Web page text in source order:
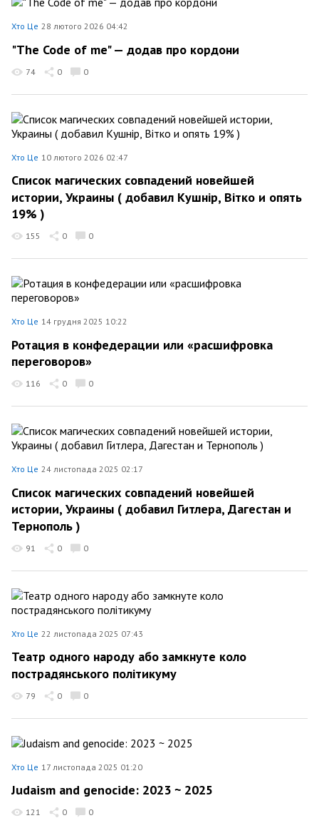
Хто Це 28 лютого 2026 04:42
"The Code of me" — додав про кордони
74 0 0
Хто Це 10 лютого 2026 02:47
Список магических совпадений новейшей
истории, Украины ( добавил Кушнір, Вітко и опять
19% )
155 0 0
Хто Це 14 грудня 2025 10:22
Ротация в конфедерации или «расшифровка
переговоров»
116 0 0
Хто Це 24 листопада 2025 02:17
Список магических совпадений новейшей
истории, Украины ( добавил Гитлера, Дагестан и
Тернополь )
91 0 0
Хто Це 22 листопада 2025 07:43
Театр одного народу або замкнуте коло
пострадянського політикуму
79 0 0
Хто Це 17 листопада 2025 01:20
Judaism and genocide: 2023 ~ 2025
121 0 0